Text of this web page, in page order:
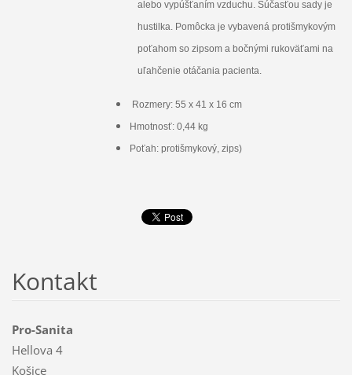
alebo vypúšťaním vzduchu. Súčasťou sady je
hustilka. Pomôcka je vybavená protišmykovým
poťahom so zipsom a bočnými rukoväťami na
uľahčenie otáčania pacienta.
Rozmery: 55 x 41 x 16 cm
Hmotnosť: 0,44 kg
Poťah: protišmykový, zips)
Kontakt
Pro-Sanita
Hellova 4
Košice